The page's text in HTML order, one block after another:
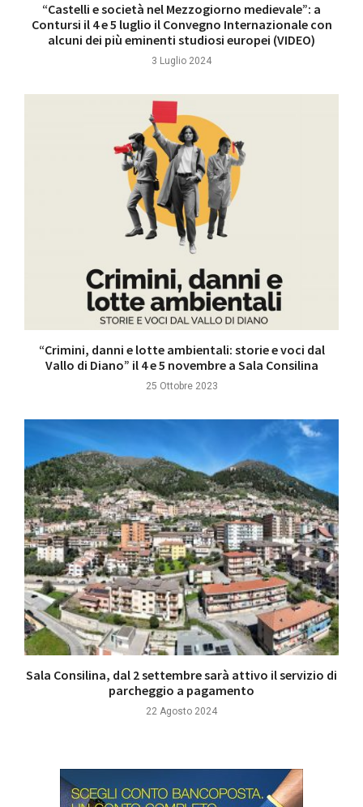
“Castelli e società nel Mezzogiorno medievale”: a
Contursi il 4 e 5 luglio il Convegno Internazionale con
alcuni dei più eminenti studiosi europei (VIDEO)
3 Luglio 2024
“Crimini, danni e lotte ambientali: storie e voci dal
Vallo di Diano” il 4 e 5 novembre a Sala Consilina
25 Ottobre 2023
Sala Consilina, dal 2 settembre sarà attivo il servizio di
parcheggio a pagamento
22 Agosto 2024